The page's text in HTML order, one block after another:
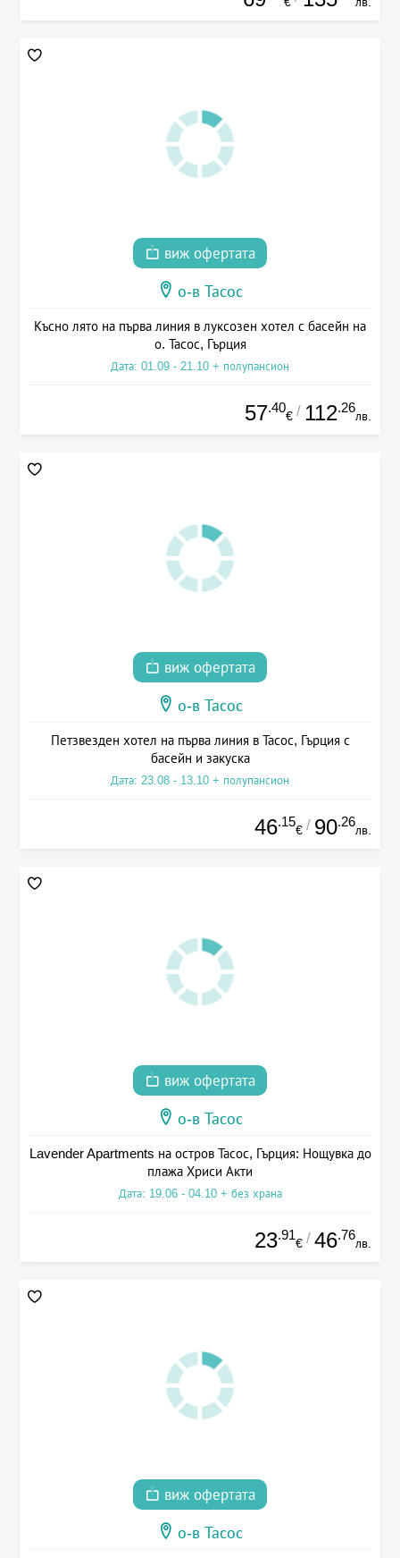
виж офертата
о-в Тасос
Късно лято на първа линия в луксозен хотел с басейн на
о. Тасос, Гърция
Дата: 01.09 - 21.10 + полупансион
57.40
€ / 112.26
лв.
виж офертата
о-в Тасос
Петзвезден хотел на първа линия в Тасос, Гърция с
басейн и закуска
Дата: 23.08 - 13.10 + полупансион
46.15
€ / 90.26
лв.
виж офертата
о-в Тасос
Lavender Apartments на остров Тасос, Гърция: Нощувка до
плажа Хриси Акти
Дата: 19.06 - 04.10 + без храна
23.91
€ / 46.76
лв.
виж офертата
о-в Тасос